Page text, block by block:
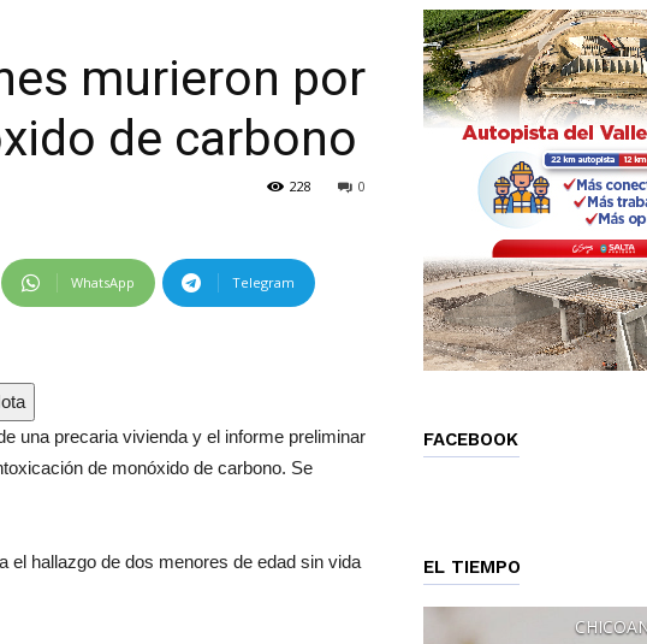
murieron por
de carbono
0
228
WhatsApp Telegram
una precaria vivienda y el informe preliminar
de monóxido de carbono. Se
el hallazgo de dos menores de edad sin vida
FACEBOOK
EL TIEMPO